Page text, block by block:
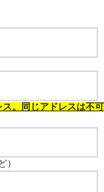
。同じアドレスは不
）